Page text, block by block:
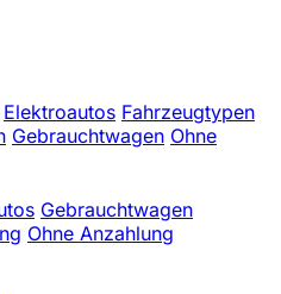
Elektroautos Fahrzeugtypen
Gebrauchtwagen Ohne
Gebrauchtwagen
Ohne Anzahlung